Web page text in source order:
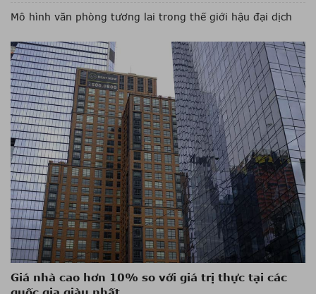
Mô hình văn phòng tương lai trong thế giới hậu đại dịch
Giá nhà cao hơn 10% so với giá trị thực tại các